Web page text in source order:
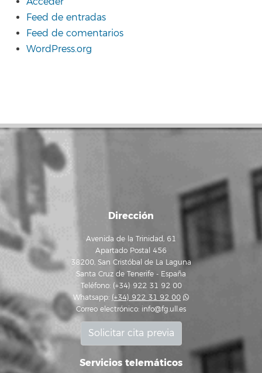
Feed de entradas
Feed de comentarios
WordPress.org
Dirección
Avenida de la Trinidad, 61
Apartado Postal 456
38200, San Cristóbal de La Laguna
Santa Cruz de Tenerife - España
Teléfono: (+34) 922 31 92 00
Whatsapp: (+34) 922 31 92 00
Correo electrónico: info@fg.ull.es
Solicitar cita previa
Servicios telemáticos